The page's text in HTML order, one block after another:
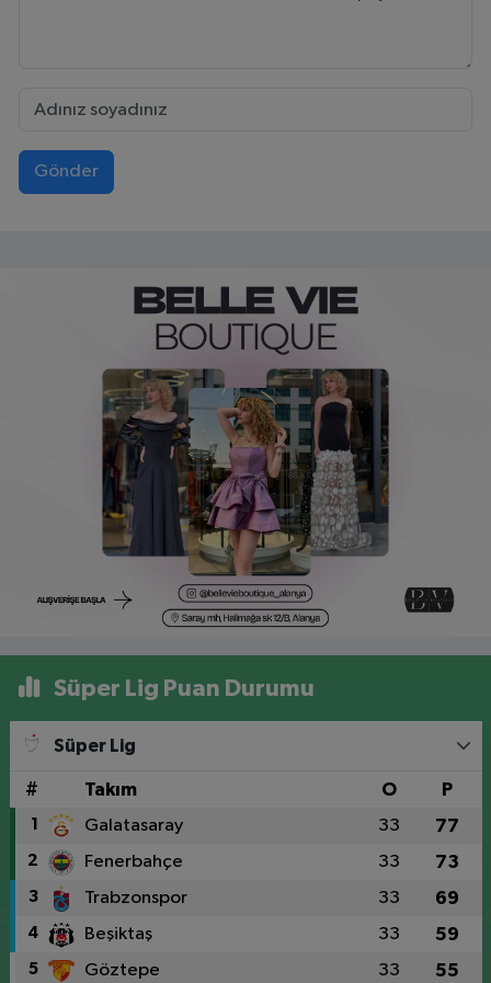
Gönder
Süper Lig Puan Durumu
Süper Lig
# Takım O P
1 Galatasaray 33 77
2 Fenerbahçe 33 73
3 Trabzonspor 33 69
4 Beşiktaş 33 59
5 Göztepe 33 55